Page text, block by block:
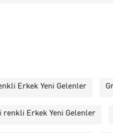
Erkek Yeni Gelenler
renkli Erkek Yeni Gelenler